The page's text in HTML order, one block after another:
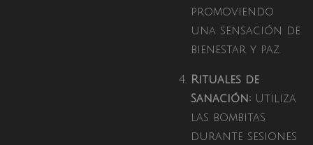
promoviendo
una sensación de
bienestar y paz.
Rituales de
Sanación: Utiliza
las bombitas
durante sesiones